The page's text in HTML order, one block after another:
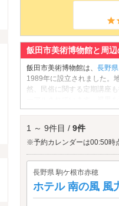
飯田市美術博物館と周
飯田市美術博物館は、 長野県
1989年に設立されました。
然、民俗に関する定期講座
ーアルされています。視界
ドヒガンが植栽されており
1 ～ 9件目 / 9件
※予約カレンダーは00:50時
長野県 駒ケ根市赤穂
ホテル 南の風 風